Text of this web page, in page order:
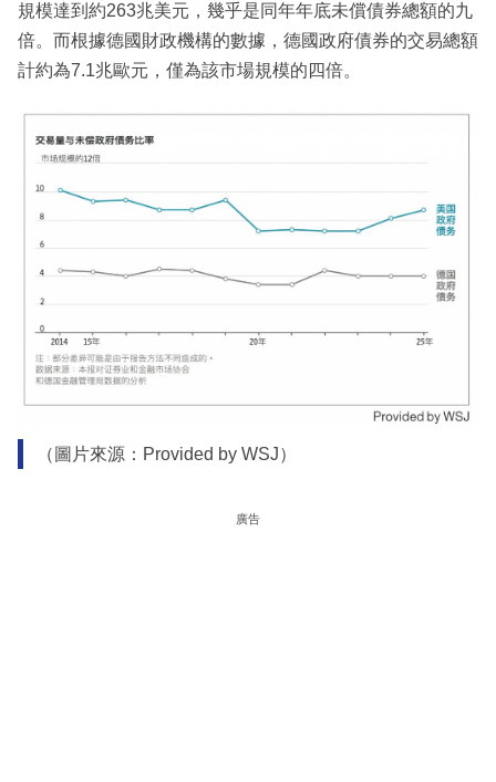
規模達到約263兆美元，幾乎是同年年底未償債券總額的九
倍。而根據德國財政機構的數據，德國政府債券的交易總額
計約為7.1兆歐元，僅為該市場規模的四倍。
（圖片來源：Provided by WSJ）
廣告